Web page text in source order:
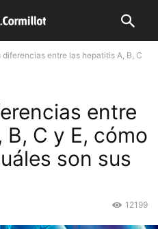
entre las hepatitis A, B, C
entre
C y E, cómo
son sus
12199